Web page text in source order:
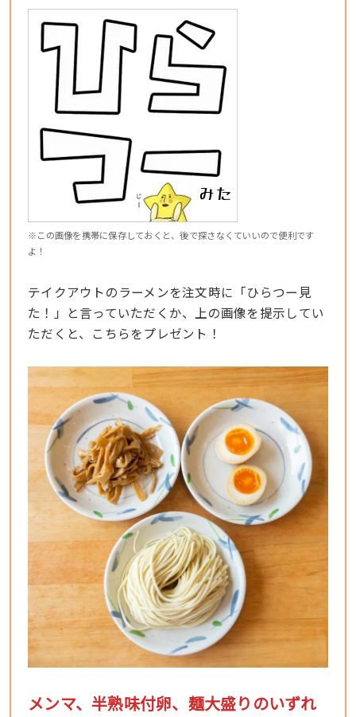
※この画像を携帯に保存しておくと、後で探さなくていいので便利です
よ！
テイクアウトのラーメンを注文時に「ひらつー見
た！」と言っていただくか、上の画像を提示してい
ただくと、こちらをプレゼント！
メンマ、半熟味付卵、麺大盛りのいずれ